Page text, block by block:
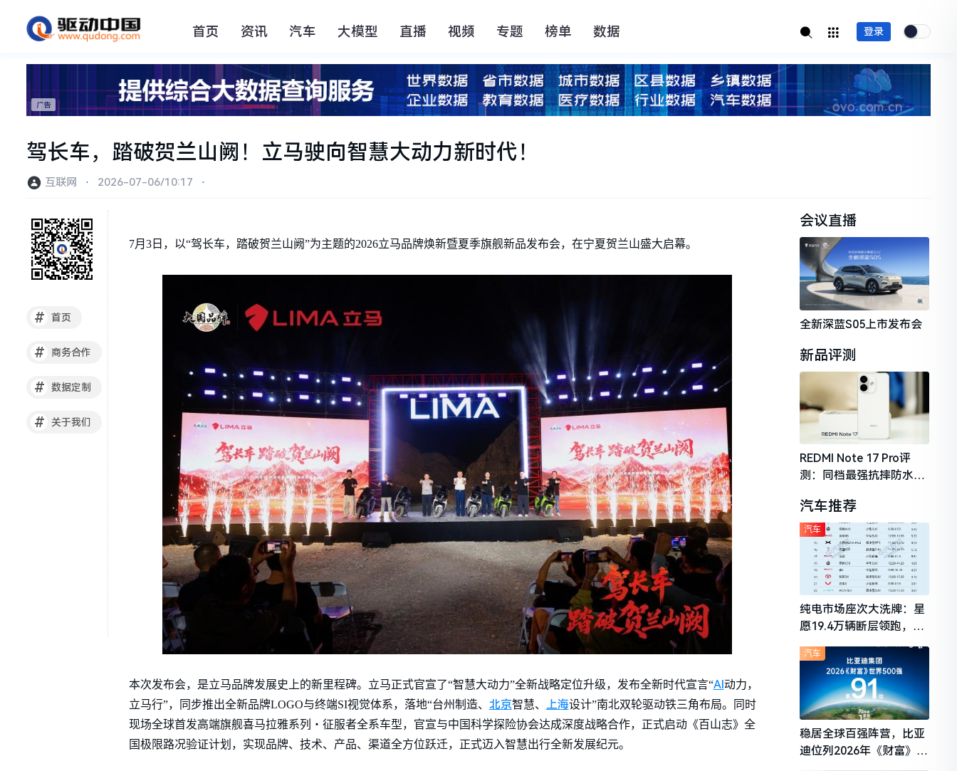
首页 资讯 汽车 大模型 直播 视频 专题 榜单 数据 登录
驾长车，踏破贺兰山阙！立马驶向智慧大动力新时代！
互联网 ⋅ 2026-07-06/10:17 ⋅
# 首页
# 商务合作
# 数据定制
# 关于我们
7月3日，以“驾长车，踏破贺兰山阙”为主题的2026立马品牌焕新暨夏季旗舰新品发布会，在宁夏贺兰山盛大启幕。
本次发布会，是立马品牌发展史上的新里程碑。立马正式官宣了“智慧大动力”全新战略定位升级，发布全新时代宣言“AI动力，
立马行”，同步推出全新品牌LOGO与终端SI视觉体系，落地“台州制造、 北京智慧、 上海设计”南北双轮驱动铁三角布局。同时
现场全球首发高端旗舰喜马拉雅系列・征服者全系车型，官宣与中国科学探险协会达成深度战略合作，正式启动《百山志》全
国极限路况验证计划，实现品牌、技术、产品、渠道全方位跃迁，正式迈入智慧出行全新发展纪元。
会议直播
全新深蓝S05上市发布会
新品评测
REDMI Note 17 Pro评
测：同档最强抗摔防水，
守门员
汽车推荐
纯电市场座次大洗牌：星
愿19.4万辆断层领跑，理
想i6成最强黑马
汽车
稳居全球百强阵营，比亚
迪位列2026年《财富》世
汽车